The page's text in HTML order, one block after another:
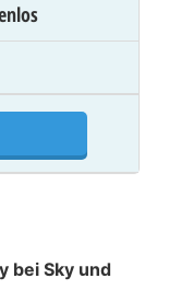
bei Sky und